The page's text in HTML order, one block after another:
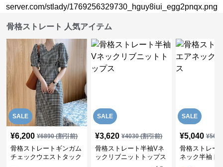
骨格ストレート 人気アイテム
SALE
¥6,200 ¥6890(割引前)
骨格ストレートギンガム
チェックウエストタック
SALE
¥3,620 ¥4030(割引前)
骨格ストレート半袖Vネ
ックリブニットトップス
SALE
¥5,040 ¥
骨格ストレー
ネック半袖ト